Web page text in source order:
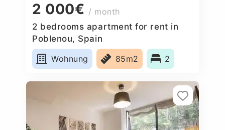
2 000€ / month
2 bedrooms apartment for rent in
Poblenou, Spain
Wohnung
85m2 2